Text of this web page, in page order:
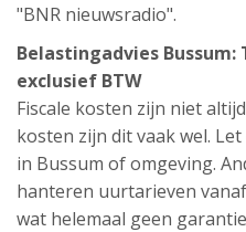
"BNR nieuwsradio".
Belastingadvies Bussum:
exclusief BTW
Fiscale kosten zijn niet
kosten zijn dit vaak wel.
in Bussum of omgeving.
hanteren uurtarieven
wat helemaal geen